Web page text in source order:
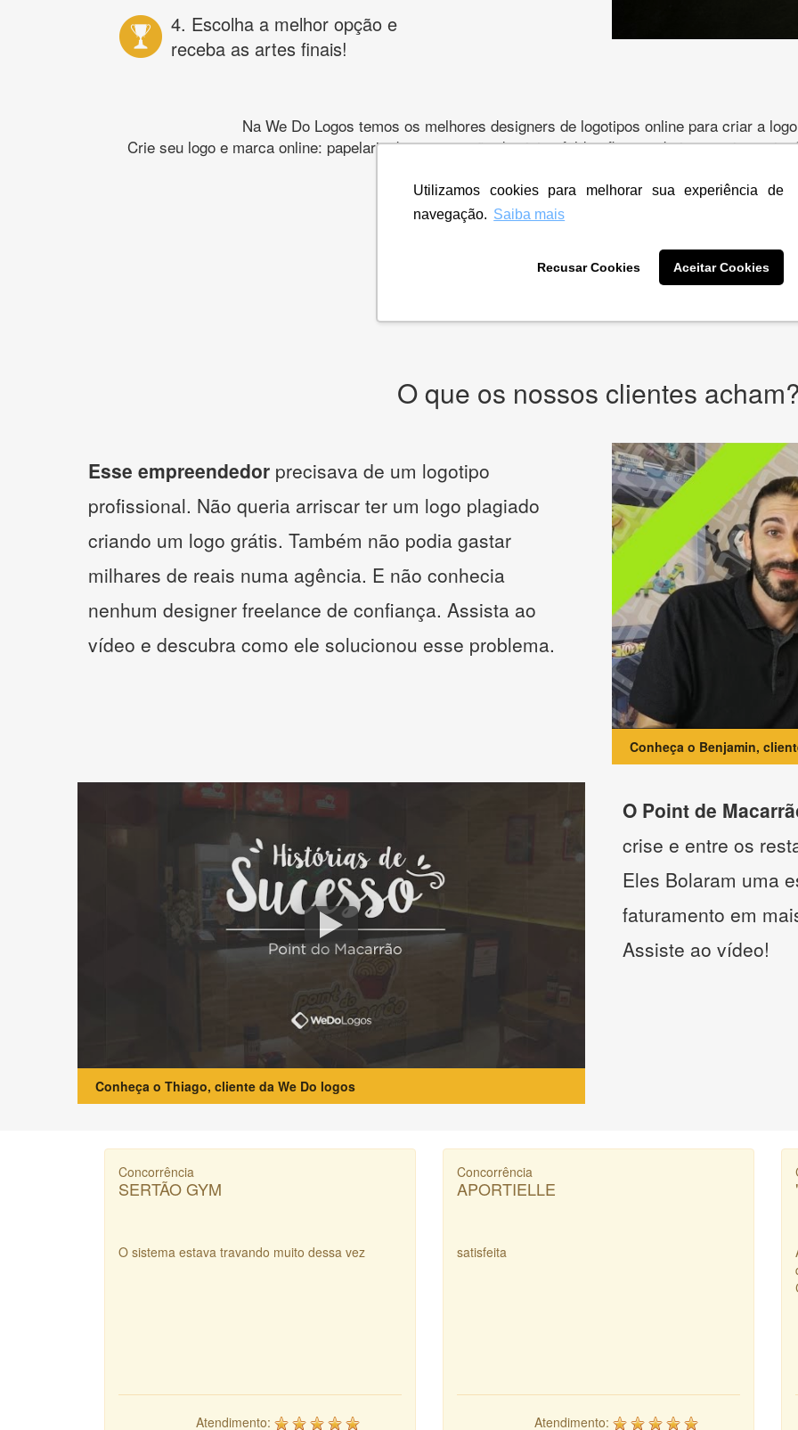
Utilizamos cookies para melhorar sua experiência de
navegação. Saiba mais
Recusar Cookies Aceitar Cookies
4. Escolha a melhor opção e
receba as artes finais!
Na We Do Logos temos os melhores designers de logotipos online para criar a
Crie seu logo e marca online: papelaria, banner, cartão de visita, folder, flyer, website e muito
CRIE SUA MARCA
O que os nossos clientes
Esse empreendedor precisava de um logotipo
profissional. Não queria arriscar ter um logo plagiado
criando um logo grátis. Também não podia gastar
milhares de reais numa agência. E não conhecia
nenhum designer freelance de confiança. Assista ao
vídeo e descubra como ele solucionou esse problema.
Conheça o Benjamin,
Conheça o Thiago, cliente da We Do logos
O Point de
crise e entre os
Eles Bolaram uma
faturamento em
Assiste ao vídeo!
Concorrência
SERTÃO GYM
O sistema estava travando muito dessa vez
Atendimento:
Concorrência
APORTIELLE
satisfeita
Atendimento: